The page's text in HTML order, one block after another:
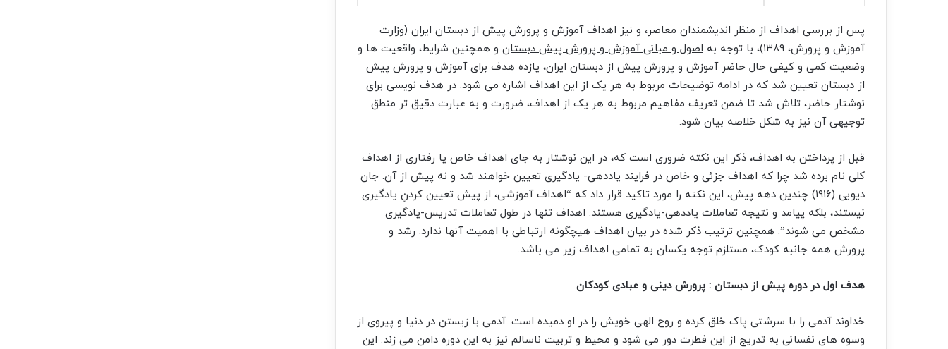
پس از بررسی اهداف از منظر اندیشمندان معاصر، و نیز اهداف آموزش و پرورش پیش از دبستان ایران (وزارت
آموزش و پرورش، ۱۳۸۹)، با توجه به
اصول و مبانی آموزش و پرورش پیش دبستان و همچنین شرایط، واقعیت ها و
وضعیت کمی و کیفی حال حاضر آموزش و پرورش پیش از دبستان ایران، یازده هدف برای آموزش و پرورش پیش
از دبستان تعیین شد که در ادامه توضیحات مربوط به هر یک از این اهداف اشاره می شود. در هدف نویسی برای
نوشتار حاضر، تلاش شد تا ضمن تعریف مفاهیم مربوط به هر یک از اهداف، ضرورت و به عبارت دقیق تر منطق
توجیهی آن نیز به شکل خلاصه بیان شود.
قبل از پرداختن به اهداف، ذکر این نکته ضروری است که، در این نوشتار به جای اهداف خاص یا رفتاری از اهداف
کلی نام برده شد چرا که اهداف جزئی و خاص در فرایند یاددهی- یادگیری تعیین خواهند شد و نه پیش از آن. جان
دیویی (۱۹۱۶) چندین دهه پیش، این نکته را مورد تاکید قرار داد که “اهداف آموزشی، از پیش ­تعیین­ کردنِ یادگیری
نیستند، بلکه پیامد و نتیجه تعاملات یاددهی-یادگیری هستند. اهداف تنها در طول تعاملات تدریس-یادگیری
مشخص می شوند”. همچنین ترتیب ذکر شده در بیان اهداف هیچگونه ارتباطی با اهمیت آنها ندارد. رشد و
پرورش همه جانبه کودک، مستلزم توجه یکسان به تمامی اهداف زیر می باشد.
هدف اول در دوره پیش از دبستان : پرورش دینی و عبادی کودکان
خداوند آدمی را با سرشتی پاک خلق کرده و روح الهی خویش را در او دمیده است. آدمی با زیستن در دنیا و پیروی از
وسوه های نفسانی به تدریج از این فطرت دور می شود و محیط و تربیت ناسالم نیز به این دوره دامن می زند. این